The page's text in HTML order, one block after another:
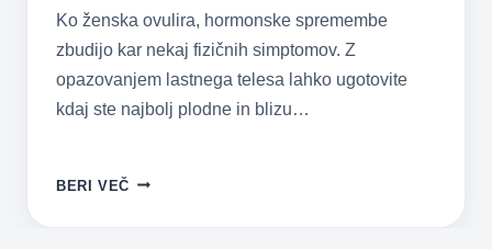
Ko ženska ovulira, hormonske spremembe
zbudijo kar nekaj fizičnih simptomov. Z
opazovanjem lastnega telesa lahko ugotovite
kdaj ste najbolj plodne in blizu…
BERI VEČ OVULACIJA
ZNAKI,